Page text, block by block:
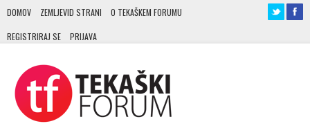
DOMOV ZEMLJEVID STRANI O TEKAŠKEM FORUMU
REGISTRIRAJ SE PRIJAVA